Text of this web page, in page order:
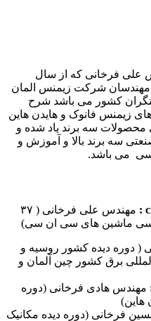
علی فرخانی که از سال
مهندسان شرکت زیمنس المان
کشور می باشد شرح
زیمنس فانوک و هایدن هاین
محصولات سه برند یاد شده و
سه برند بالا و آموزش و
سی می باشد.
مهندس علی فرخانی ( ۳۷
ماشین های سی ان سی)
( دوره دیده کشور روسیه و
برق کشور چین آلمان و
مهندس هادی فرخانی (دوره
هاین)
فرخانی (دوره دیده مکانیک